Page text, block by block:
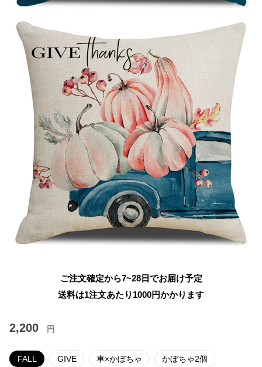
ご注文確定から7~28日でお届け予定
送料は1注文あたり 1000円かかります
2,200 円
FALL GIVE 車×かぼちゃ かぼちゃ2個